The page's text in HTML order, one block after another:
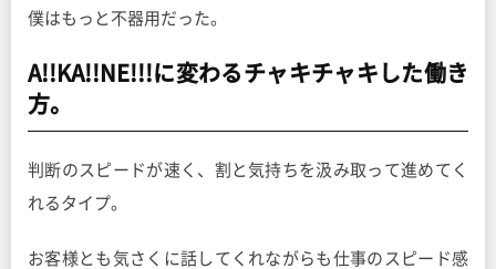
僕はもっと不器用だった。
A!!KA!!NE!!!に変わるチャキチャキした働き
方。
判断のスピードが速く、割と気持ちを汲み取って進めてく
れるタイプ。
お客様とも気さくに話してくれながらも仕事のスピード感